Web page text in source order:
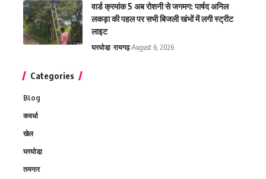
वार्ड क्रमांक 5 अब रोशनी से जगमग: पार्षद अनिल
लकड़ा की पहल पर सभी बिजली खंभों में लगी स्ट्रीट
लाइट
घरघोडा़ रायगढ़ August 6, 2026
Categories
Blog
कवर्धा
खेल
घरघोडा़
तमनार